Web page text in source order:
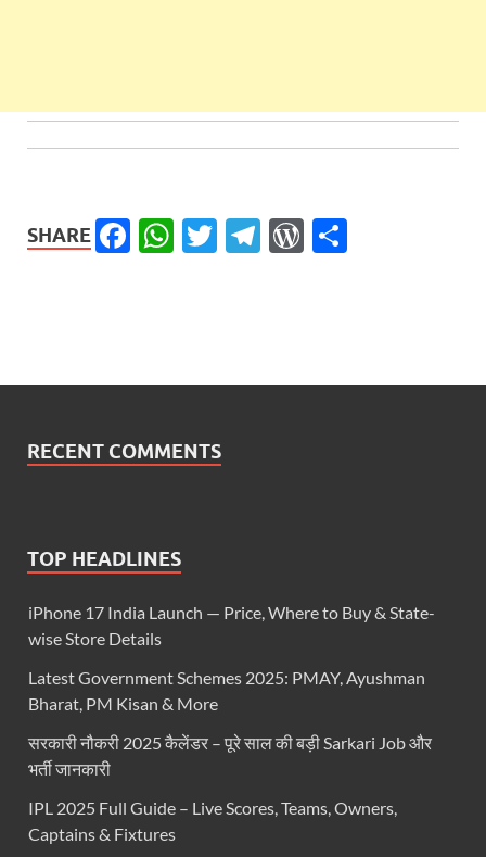
SHARE Facebook
WhatsApp
Twitter
Telegram
WordPress
RECENT COMMENTS
TOP HEADLINES
iPhone 17 India Launch — Price, Where to Buy & State-
wise Store Details
Latest Government Schemes 2025: PMAY, Ayushman
Bharat, PM Kisan & More
सरकारी नौकरी 2025 कैलेंडर – पूरे साल की बड़ी Sarkari Job और
भर्ती जानकारी
IPL 2025 Full Guide – Live Scores, Teams, Owners,
Captains & Fixtures